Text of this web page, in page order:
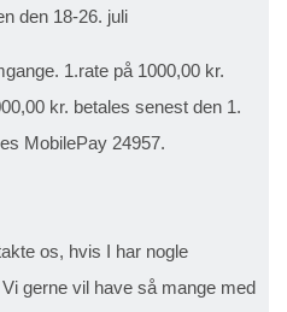
den 18-26. juli
1.rate på 1000,00 kr.
kr. betales senest den 1.
MobilePay 24957.
os, hvis I har nogle
gerne vil have så mange med